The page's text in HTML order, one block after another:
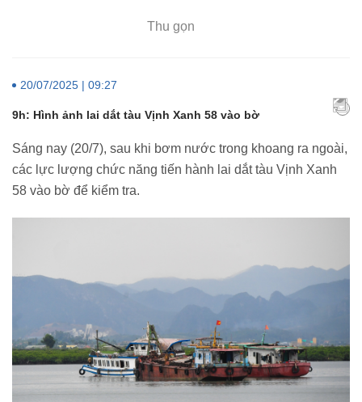
Thu gọn
20/07/2025 | 09:27
9h: Hình ảnh lai dắt tàu Vịnh Xanh 58 vào bờ
Sáng nay (20/7), sau khi bơm nước trong khoang ra ngoài,
các lực lượng chức năng tiến hành lai dắt tàu Vịnh Xanh
58 vào bờ để kiểm tra.